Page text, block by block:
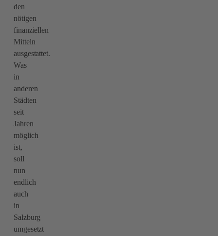
den
nötigen
finanziellen
Mitteln
ausgestattet.
Was
in
anderen
Städten
seit
Jahren
möglich
ist,
soll
nun
endlich
auch
in
Salzburg
umgesetzt